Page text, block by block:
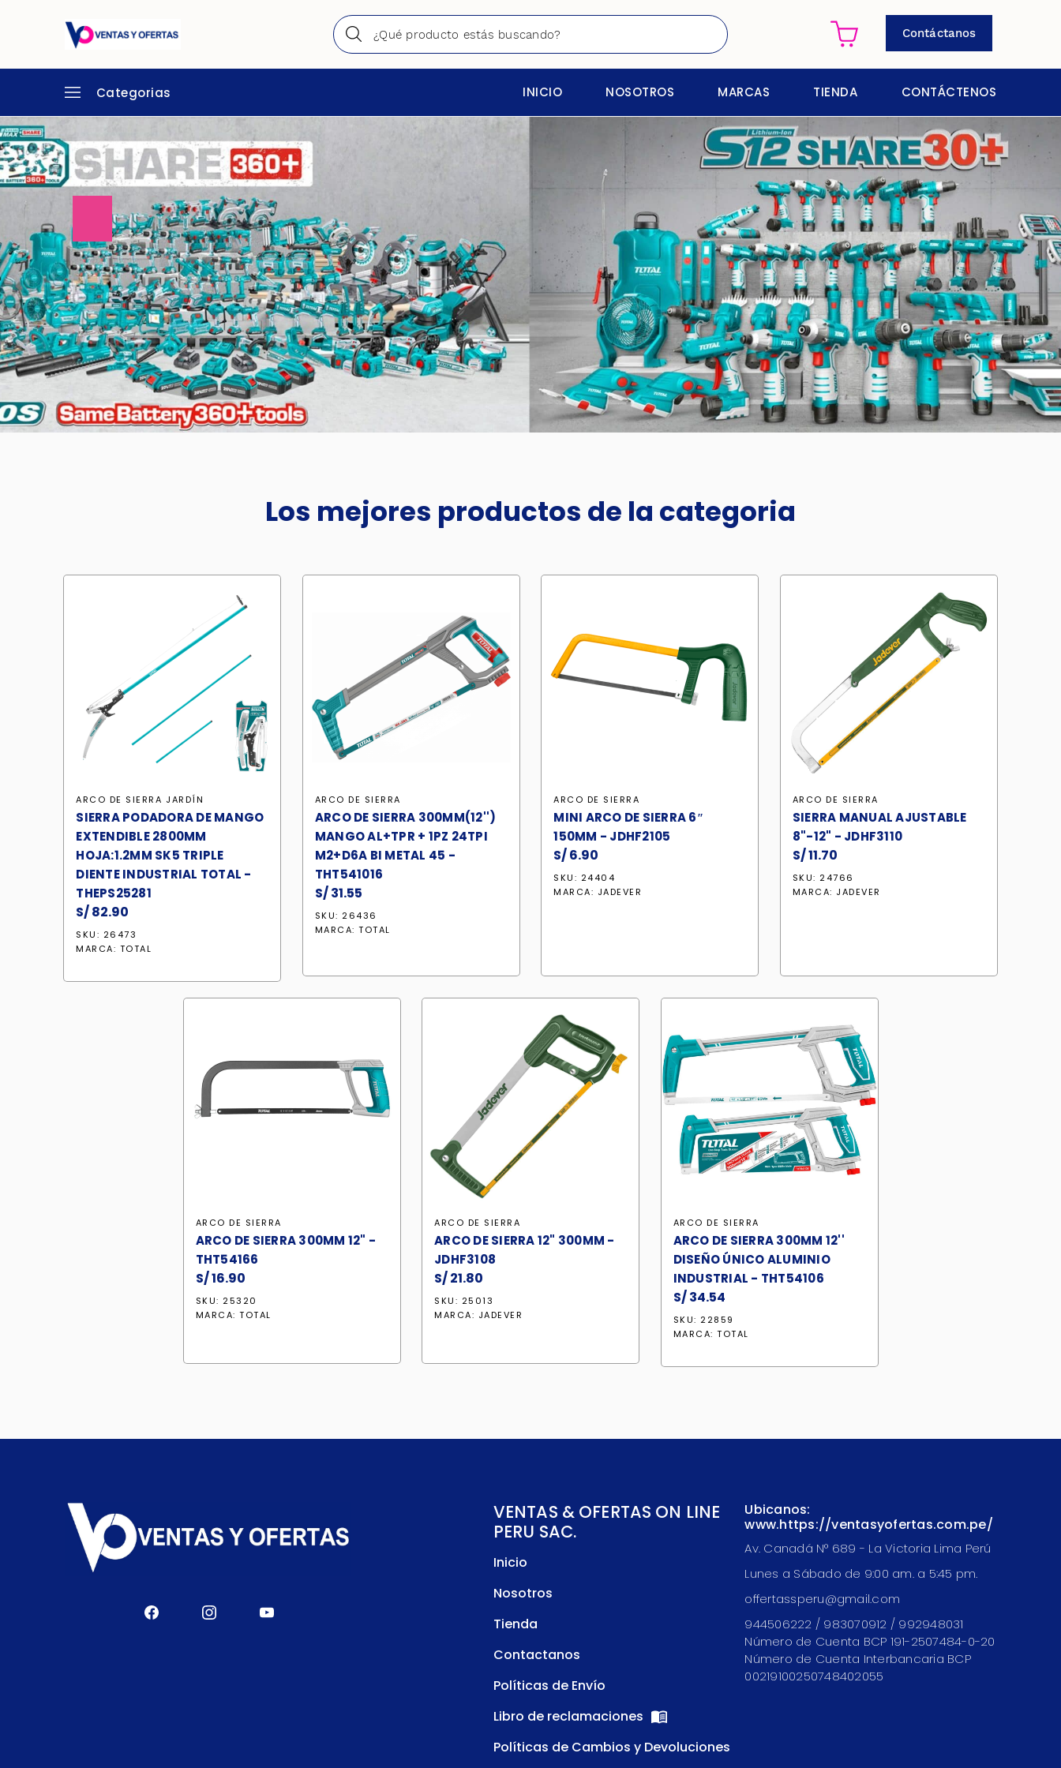
Contáctanos
Categorias INICIO NOSOTROS MARCAS TIENDA CONTÁCTENOS
Los mejores productos de la categoria
ARCO DE SIERRA JARDÍN
SIERRA PODADORA DE MANGO
EXTENDIBLE 2800MM
HOJA:1.2MM SK5 TRIPLE
DIENTE INDUSTRIAL TOTAL -
THEPS25281
S/82.90
SKU: 26473
MARCA: TOTAL
ARCO DE SIERRA
ARCO DE SIERRA 300MM(12'')
MANGO AL+TPR + 1PZ 24TPI
M2+D6A BI METAL 45 -
THT541016
S/31.55
SKU: 26436
MARCA:TOTAL
ARCO DE SIERRA
MINI ARCO DE SIERRA 6″
150MM - JDHF2105
S/6.90
SKU: 24404
MARCA: JADEVER
ARCO DE SIERRA
SIERRA MANUAL AJUSTABLE
8"-12" - JDHF3110
S/11.70
SKU: 24766
MARCA: JADEVER
ARCO DE SIERRA
ARCO DE SIERRA 300MM 12" -
THT54166
S/16.90
SKU: 25320
MARCA: TOTAL
ARCO DE SIERRA
ARCO DE SIERRA 12" 300MM -
JDHF3108
S/21.80
SKU: 25013
MARCA: JADEVER
ARCO DE SIERRA
ARCO DE SIERRA 300MM 12''
DISEÑO ÚNICO ALUMINIO
INDUSTRIAL - THT54106
S/34.54
SKU: 22859
MARCA: TOTAL
VENTAS & OFERTAS ON LINE
PERU SAC.
Inicio
Nosotros
Tienda
Contactanos
Políticas de Envío
Libro de reclamaciones
Políticas de Cambios y Devoluciones
Ubicanos:
www.https://ventasyofertas.com.pe/
Av. Canadá N° 689 - La Victoria Lima Perú
Lunes a Sábado de 9:00 am. a 5:45 pm.
offertassperu@gmail.com
944506222 / 983070912 / 992948031
Número de Cuenta BCP 191-2507484-0-20
Número de Cuenta Interbancaria BCP
00219100250748402055